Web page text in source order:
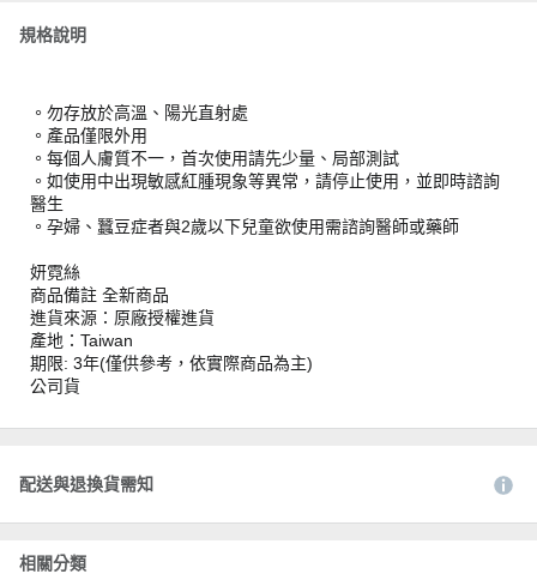
規格說明
。勿存放於高溫、陽光直射處
。產品僅限外用
。每個人膚質不一，首次使用請先少量、局部測試
。如使用中出現敏感紅腫現象等異常，請停止使用，並即時諮詢
醫生
。孕婦、蠶豆症者與2歲以下兒童欲使用需諮詢醫師或藥師
妍霓絲
商品備註 全新商品
進貨來源：原廠授權進貨
產地：Taiwan
期限: 3年(僅供參考，依實際商品為主)
公司貨
配送與退換貨需知
相關分類